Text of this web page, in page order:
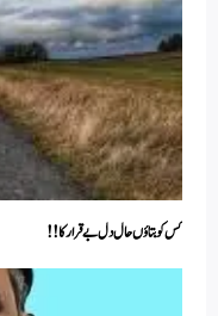
کس کو بتاؤں حال دل بے قرار کا!!